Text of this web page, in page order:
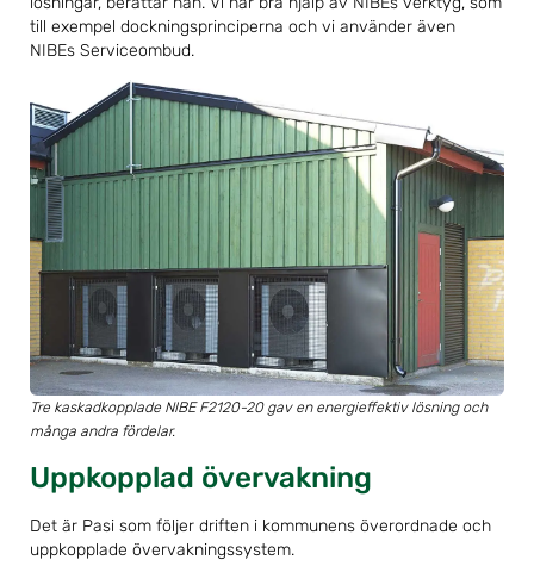
till exempel dockningsprinciperna och vi använder även
NIBEs Serviceombud.
Tre kaskadkopplade NIBE F2120-20 gav en energieffektiv lösning och
många andra fördelar.
Uppkopplad övervakning
Det är Pasi som följer driften i kommunens överordnade och
uppkopplade övervakningssystem.